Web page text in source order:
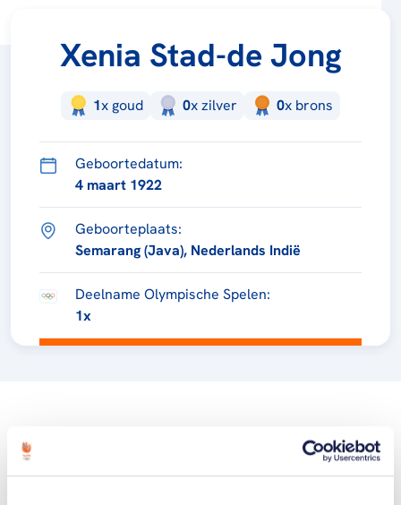
Xenia Stad-de Jong
1x goud 0xzilver 0x brons
Geboortedatum:
4 maart 1922
Geboorteplaats:
Semarang (Java), Nederlands Indië
Deelname Olympische Spelen:
1x